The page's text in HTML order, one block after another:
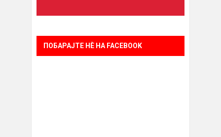
ПОБАРАЈТЕ НÈ НА FACEBOOK